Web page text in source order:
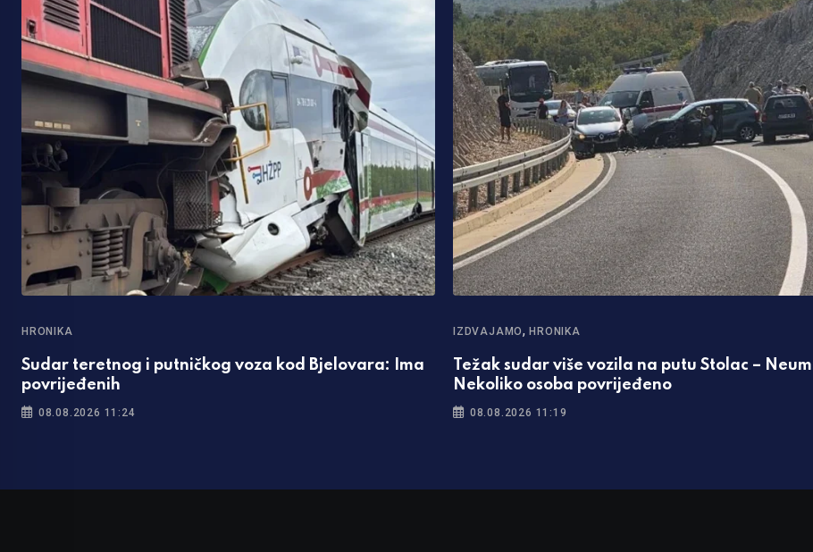
HRONIKA
Sudar teretnog i putničkog voza kod Bjelovara: Ima
povrijeđenih
08.08.2026 11:24
IZDVAJAMO,HRONIKA
Težak sudar više vozila na putu Stolac –
Nekoliko osoba povrijeđeno
08.08.2026 11:19